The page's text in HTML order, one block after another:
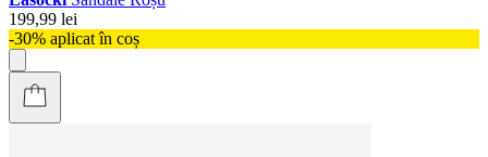
199,99 lei
-30% aplicat în coș